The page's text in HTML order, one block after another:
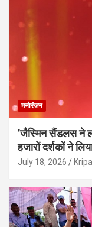
मनोरंजन
’जैस्मिन सैंडलस ने
हजारों दर्शकों ने
July 18, 2026